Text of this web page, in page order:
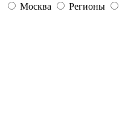
Москва
Регионы